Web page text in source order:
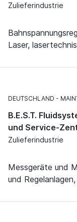
Zulieferindustrie
Laser,
DEUTSCHLAND
B.E.S.T.
und Service-
Zulieferindustrie
Messgeräte und
und